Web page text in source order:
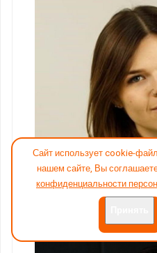
25
Эксперт: Софья Сунцова,
Сайт использует cookie-
нашем сайте, Вы
конфиденциальности